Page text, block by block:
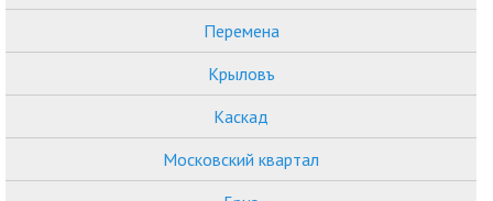
Перемена
Крыловъ
Каскад
Московский квартал